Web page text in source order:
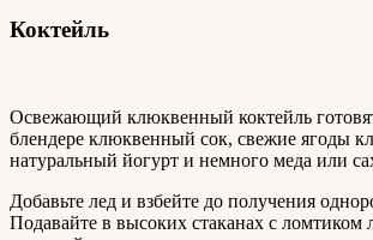
Коктейль
Освежающий клюквенный коктейль
блендере клюквенный сок, свежие ягоды
натуральный йогурт и немного меда или
Добавьте лед и взбейте до получения
Подавайте в высоких стаканах с ломтиком